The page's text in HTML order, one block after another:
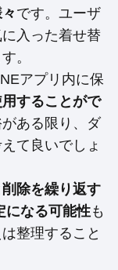
です。ユーザ
入った着せ替
。
アプリ内に保
することがで
ある限り、ダ
て良いでしょ
除を繰り返す
になる可能性も
整理すること